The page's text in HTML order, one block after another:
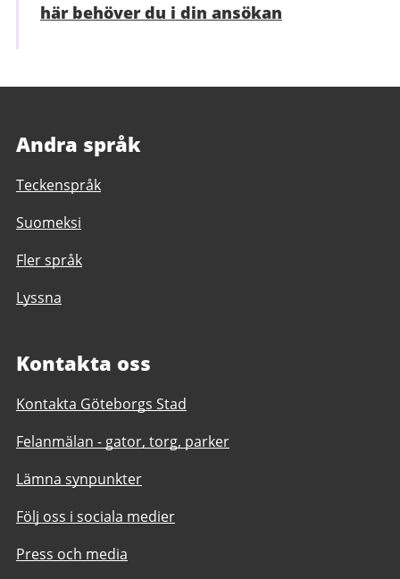
här behöver du i din ansökan
Andra språk
Teckenspråk
Suomeksi
Fler språk
Lyssna
Kontakta oss
Kontakta Göteborgs Stad
Felanmälan - gator, torg, parker
Lämna synpunkter
Följ oss i sociala medier
Press och media